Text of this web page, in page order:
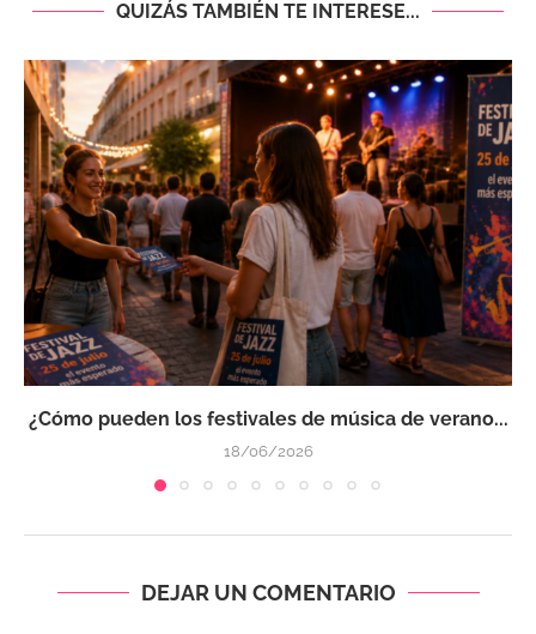
QUIZÁS TAMBIÉN TE INTERESE...
¿Cómo pueden los festivales de música de verano...
18/06/2026
DEJAR UN COMENTARIO